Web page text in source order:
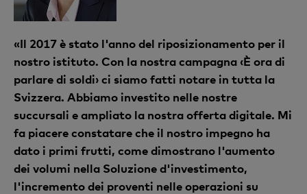
«Il 2017 è stato l'anno del riposizionamento per il
nostro istituto. Con la nostra campagna ‹È ora di
parlare di soldi› ci siamo fatti notare in tutta la
Svizzera. Abbiamo investito nelle nostre
succursali e ampliato la nostra offerta digitale. Mi
fa piacere constatare che il nostro impegno ha
dato i primi frutti, come dimostrano l'aumento
dei volumi nella Soluzione d'investimento,
l'incremento dei proventi nelle operazioni su